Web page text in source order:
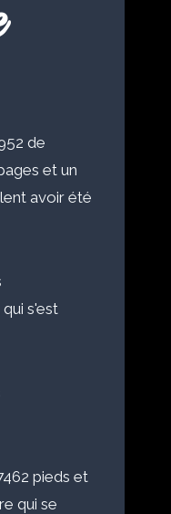
de
et un
avoir été
s'est
pieds et
qui se